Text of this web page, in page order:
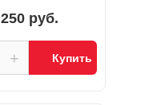
250 руб.
+ Купить